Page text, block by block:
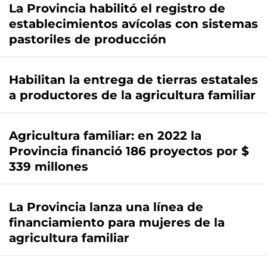
La Provincia habilitó el registro de
establecimientos avícolas con sistemas
pastoriles de producción
Habilitan la entrega de tierras estatales
a productores de la agricultura familiar
Agricultura familiar: en 2022 la
Provincia financió 186 proyectos por $
339 millones
La Provincia lanza una línea de
financiamiento para mujeres de la
agricultura familiar